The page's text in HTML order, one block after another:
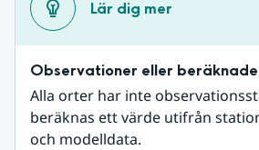
Lär dig mer
Observationer eller
Alla orter har inte
beräknas ett värde utifrån
och modelldata.